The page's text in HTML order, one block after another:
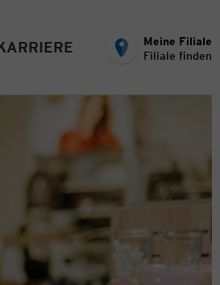
Meine Filiale
Filiale finden